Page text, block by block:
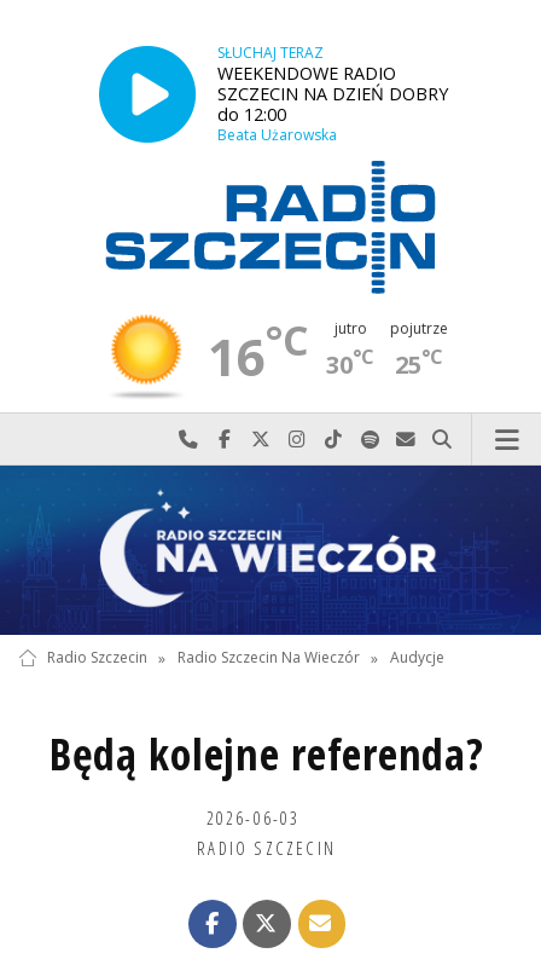
SŁUCHAJ TERAZ
WEEKENDOWE RADIO
SZCZECIN NA DZIEŃ DOBRY
do 12:00
Beata Użarowska
16°C jutro
30°C
pojutrze
25°C
Najlepiej po prostu do nas zadzwoń
Odwiedź nas na Facebook-u
Odwiedź nas na X
Odwiedź nas na Instagram-ie
Odwiedź nas na TikTok-u
Szukaj nas na Spotify
Wyślij do nas
Szukaj
Radio Szczecin » Radio Szczecin Na Wieczór » Audycje
Będą kolejne referenda?
2026-06-03
RADIO SZCZECIN